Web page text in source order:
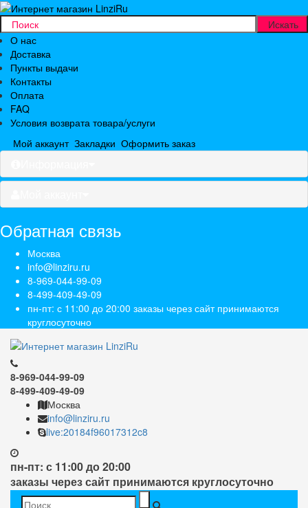
О нас
Доставка
Пункты выдачи
Контакты
Оплата
FAQ
Условия возврата товара/услуги
Мой аккаунт Закладки Оформить заказ
Обратная связь
Москва
info@linziru.ru
8-969-044-99-09
8-499-409-49-09
пн-пт: с 11:00 до 20:00 заказы через сайт принимаются
круглосуточно
8-969-044-99-09
8-499-409-49-09
Москва
info@linziru.ru
live:20184f96017312c8
пн-пт: с 11:00 до 20:00
заказы через сайт принимаются круглосуточно